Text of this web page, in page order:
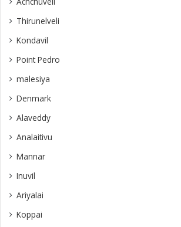
Thirunelveli
Kondavil
Point Pedro
malesiya
Denmark
Alaveddy
Analaitivu
Mannar
Inuvil
Ariyalai
Koppai